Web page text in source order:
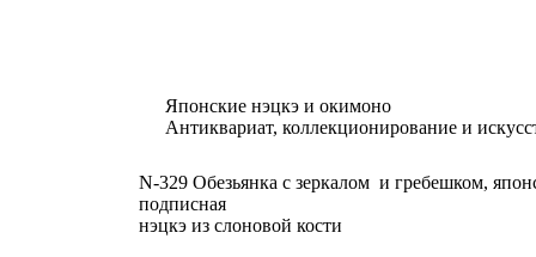
Японские нэцкэ и окимоно
Антиквариат, коллекционирование и
N-329 Обезьянка с зеркалом и гребешком,
подписная
нэцкэ из слоновой кости